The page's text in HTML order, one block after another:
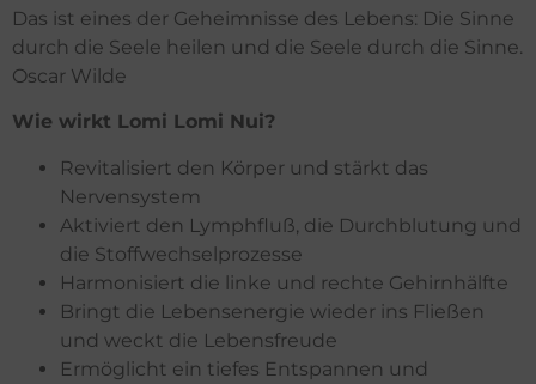
Das ist eines der Geheimnisse des Lebens: Die Sinne
durch die Seele heilen und die Seele durch die Sinne.
Oscar Wilde
Wie wirkt Lomi Lomi Nui?
Revitalisiert den Körper und stärkt das
Nervensystem
Aktiviert den Lymphfluß, die Durchblutung und
die Stoffwechselprozesse
Harmonisiert die linke und rechte Gehirnhälfte
Bringt die Lebensenergie wieder ins Fließen
und weckt die Lebensfreude
Ermöglicht ein tiefes Entspannen und